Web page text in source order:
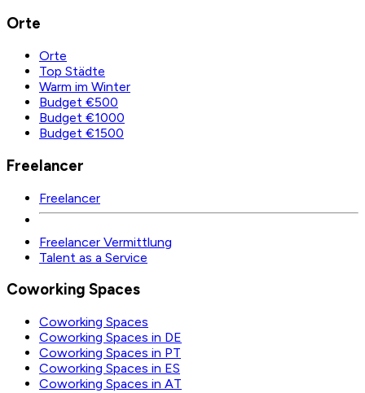
Orte
Orte
Top Städte
Warm im Winter
Budget €500
Budget €1000
Budget €1500
Freelancer
Freelancer
Freelancer Vermittlung
Talent as a Service
Coworking Spaces
Coworking Spaces
Coworking Spaces in DE
Coworking Spaces in PT
Coworking Spaces in ES
Coworking Spaces in AT